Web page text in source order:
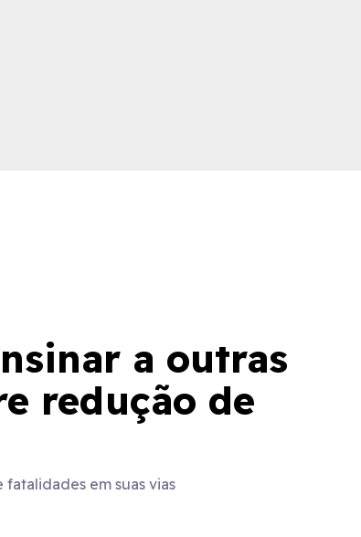
a outras
redução de
em suas vias